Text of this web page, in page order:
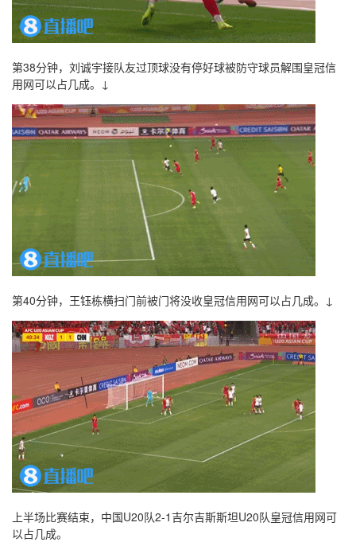
第38分钟，刘诚宇接队友过顶球没有停好球被防守球员解围皇冠信
用网可以占几成。↓
第40分钟，王钰栋横扫门前被门将没收皇冠信用网可以占几成。↓
上半场比赛结束，中国U20队2-1吉尔吉斯斯坦U20队皇冠信用网可
以占几成。